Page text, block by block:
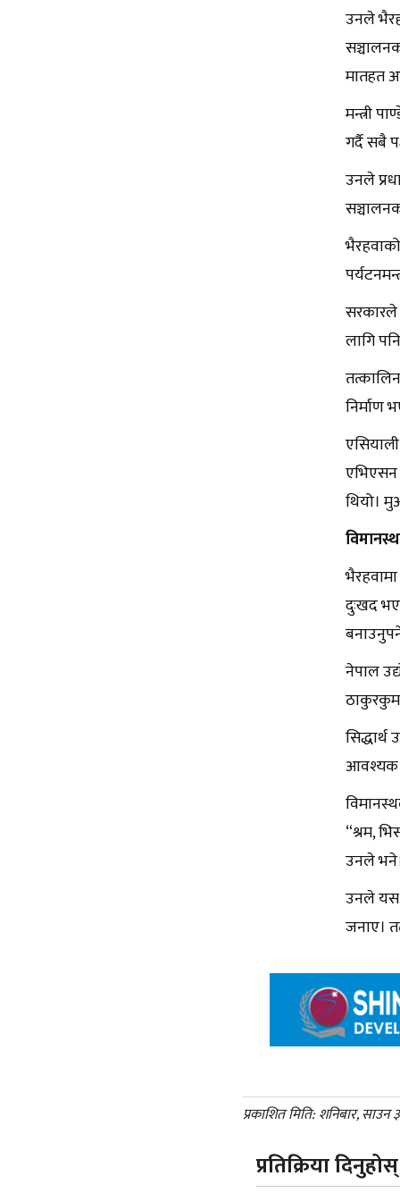
उनले
मातहत
मन्त्री
गर्दै सबै
उनले
सरकारले
लागि
निर्माण
एभिएसन
थियो।
दुःखद
नेपाल
आवश्यक
“श्रम,
उनले
उनले
जनाए।
प्रकाशित मिति: शनिबार,
प्रतिक्रिया दिनुहोस्